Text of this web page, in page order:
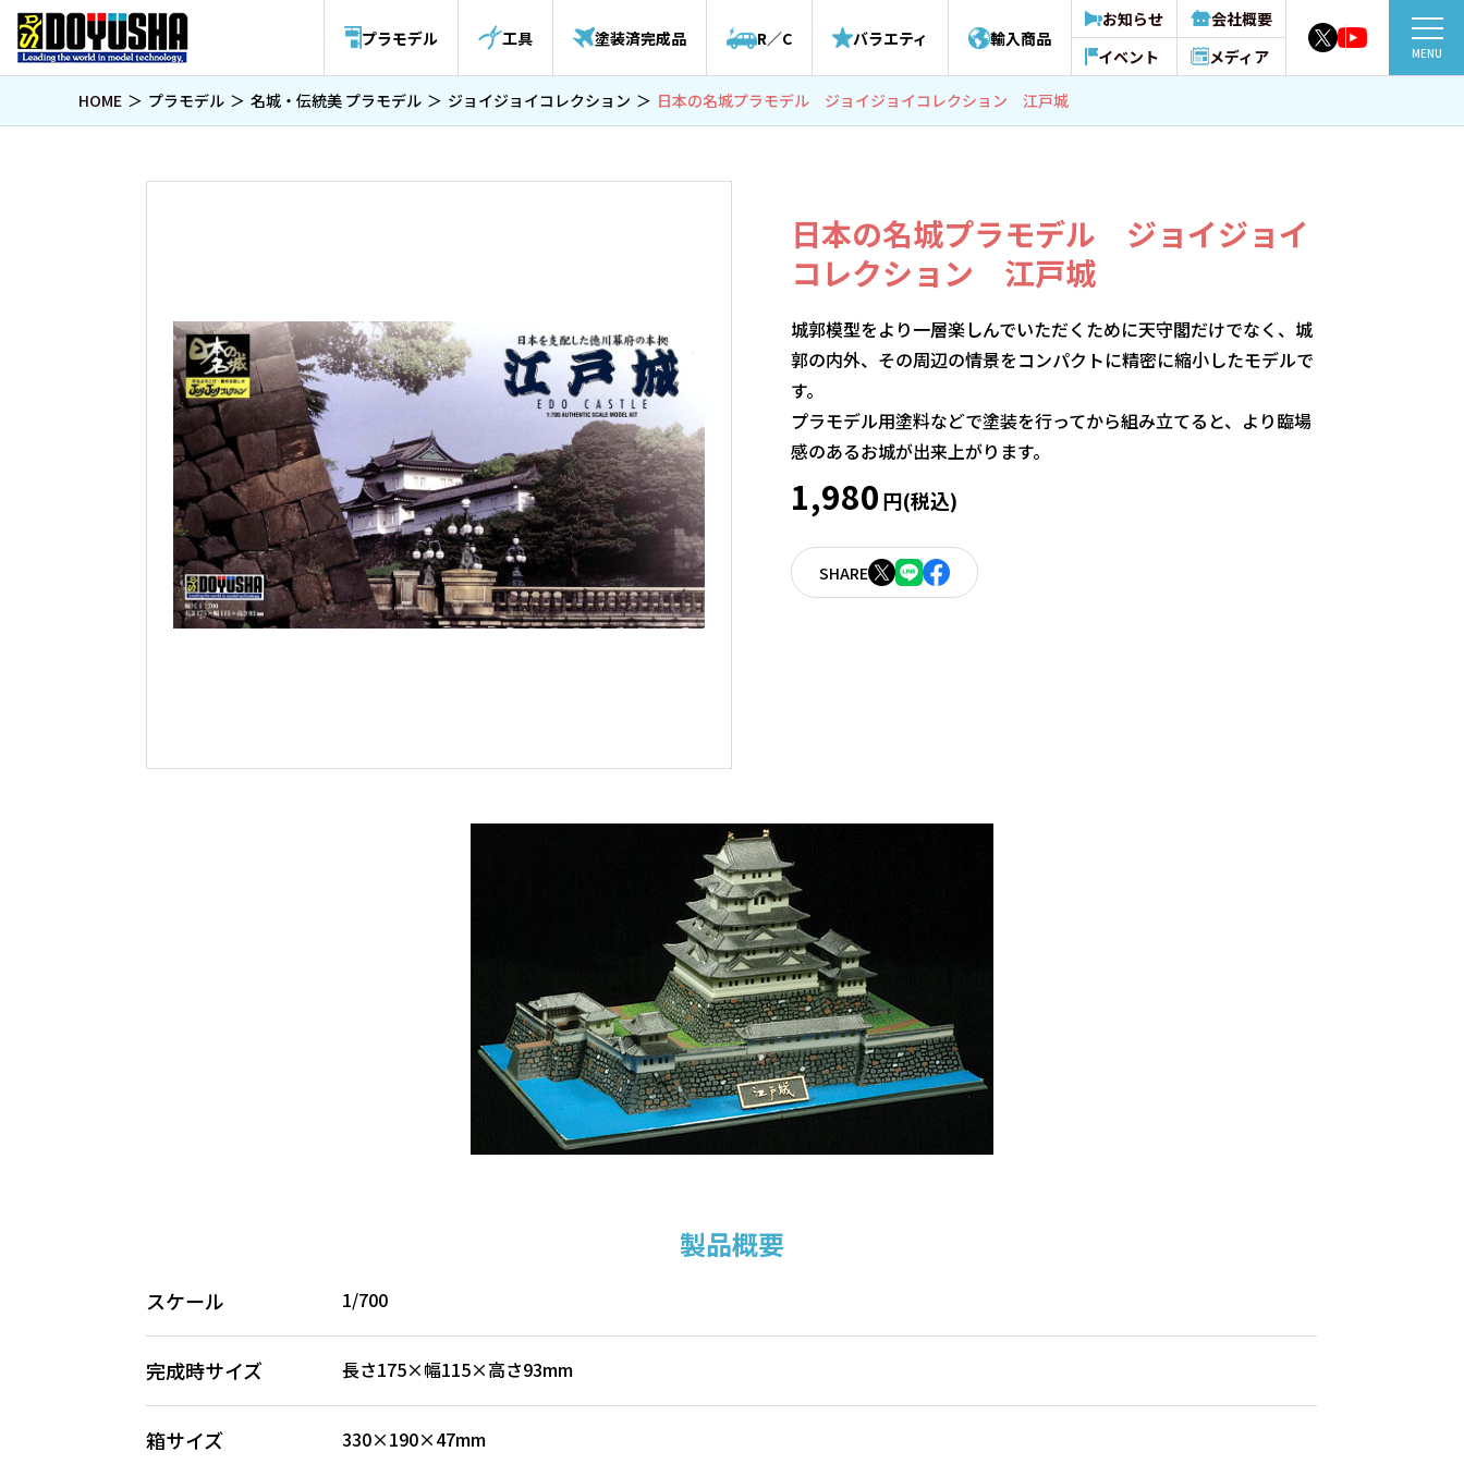
プラモデル 工具 塗装済完成品 R／C バラエティ 輸入商品
お知らせ
イベント
会社概要
メディア
MENU
HOME プラモデル 名城・伝統美 プラモデル ジョイジョイコレクション 日本の名城プラモデル ジョイジョイコレクション 江戸城
日本の名城プラモデル ジョイジョイ
コレクション 江戸城
城郭模型をより一層楽しんでいただくために天守閣だけでなく、城
郭の内外、その周辺の情景をコンパクトに精密に縮小したモデルで
す。
プラモデル用塗料などで塗装を行ってから組み立てると、より臨場
感のあるお城が出来上がります。
1,980円(税込)
SHARE
製品概要
スケール 1/700
完成時サイズ 長さ175×幅115×高さ93mm
箱サイズ 330×190×47mm